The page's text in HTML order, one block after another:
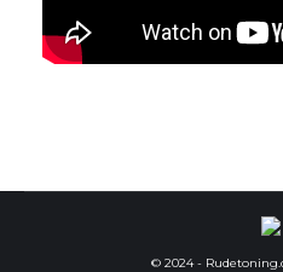
© 2024 -